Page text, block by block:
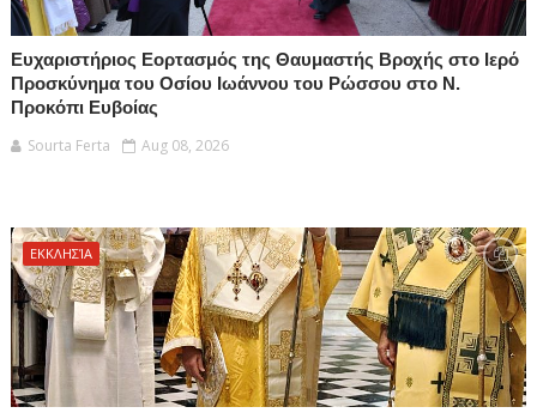
Ευχαριστήριος Εορτασμός της Θαυμαστής Βροχής στο Ιερό
Προσκύνημα του Οσίου Ιωάννου του Ρώσσου στο Ν.
Προκόπι Ευβοίας
Sourta Ferta
Aug 08, 2026
ΕΚΚΛΗΣΊΑ